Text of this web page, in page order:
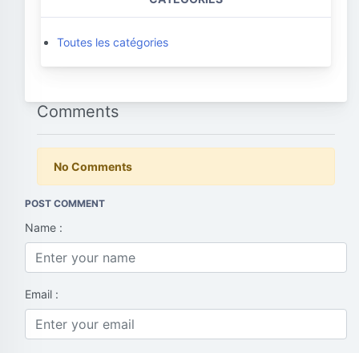
Toutes les catégories
Comments
No Comments
POST COMMENT
Name :
Email :